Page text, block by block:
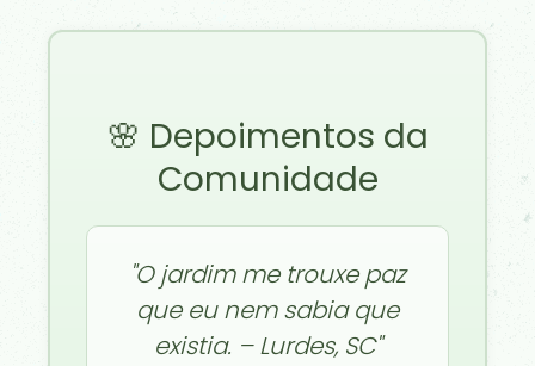
🌸 Depoimentos da
Comunidade
"O jardim me trouxe paz
que eu nem sabia que
existia. – Lurdes, SC"